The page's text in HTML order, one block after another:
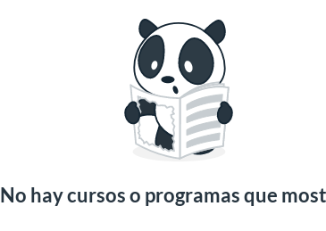
No hay cursos o programas que